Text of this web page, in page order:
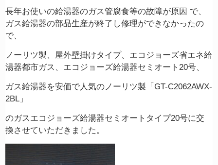
長年お使いの給湯器のガス管腐食等の故障が原因 で、
ガス給湯器の部品生産が終了し修理ができなかったの
で、
ノーリツ製、屋外壁掛けタイプ、エコジョーズ省エネ給
湯器都市ガス、エコジョーズ給湯器セミオート20号、
ガス給湯器を安価で人気のノーリツ製「GT-C2062AWX-
2BL」
のガスエコジョーズ給湯器セミオートタイプ20号に交
換させていただきました。